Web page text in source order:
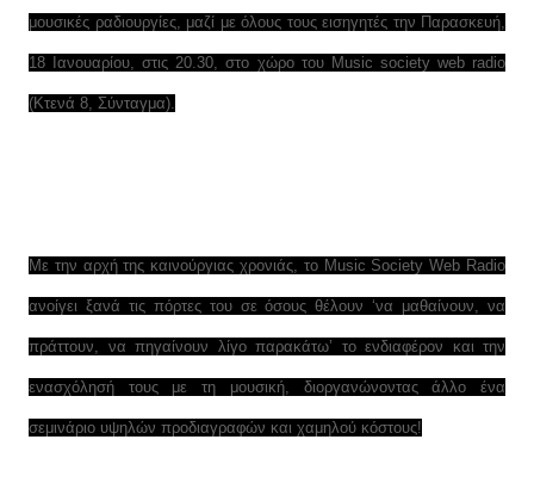
μουσικές ραδιουργίες, μαζί με όλους τους εισηγητές την Παρασκευή,
18 Ιανουαρίου, στις 20.30, στο χώρο του Music society web radio
(Κτενά 8, Σύνταγμα).
Με την αρχή της καινούργιας χρονιάς, το Music Society Web Radio
ανοίγει ξανά τις πόρτες του σε όσους θέλουν ‘να μαθαίνουν, να
πράττουν, να πηγαίνουν λίγο παρακάτω’ το ενδιαφέρον και την
ενασχόλησή τους με τη μουσική, διοργανώνοντας άλλο ένα
σεμινάριο υψηλών προδιαγραφών και χαμηλού κόστους!